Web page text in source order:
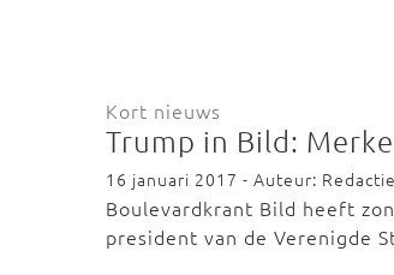
Kort nieuws
Trump in Bild:
16 januari 2017 - Auteur:
Boulevardkrant Bild heeft
president van de Verenigde